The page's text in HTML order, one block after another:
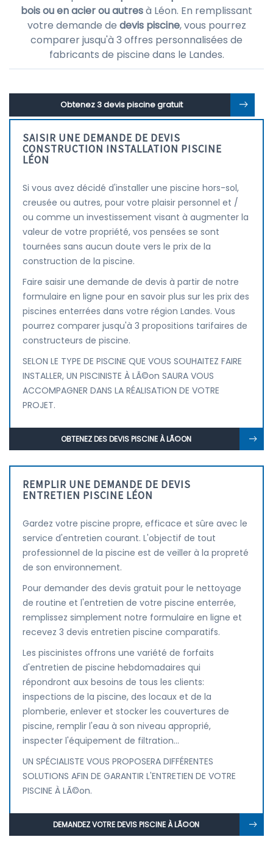
bois ou en acier ou autresà Léon. En remplissant
votre demande de devis piscine, vous pourrez
comparer jusqu'à 3 offres personnalisées de
fabricants de piscine dans le Landes.
Obtenez 3 devis piscine gratuit
SAISIR UNE DEMANDE DE DEVIS
CONSTRUCTION INSTALLATION PISCINE
LÉON
Si vous avez décidé d'installer une piscine hors-sol,
creusée ou autres, pour votre plaisir personnel et /
ou comme un investissement visant à augmenter la
valeur de votre propriété, vos pensées se sont
tournées sans aucun doute vers le prix de la
construction de la piscine.
Faire saisir une demande de devis à partir de notre
formulaire en ligne pour en savoir plus sur les prix des
piscines enterrées dans votre région Landes. Vous
pourrez comparer jusqu'à 3 propositions tarifaires de
constructeurs de piscine.
SELON LE TYPE DE PISCINE QUE VOUS SOUHAITEZ FAIRE
INSTALLER, UN PISCINISTE À LÃ©on SAURA VOUS
ACCOMPAGNER DANS LA RÉALISATION DE VOTRE
PROJET.
OBTENEZ DES DEVIS PISCINE À LÃ©ON
REMPLIR UNE DEMANDE DE DEVIS
ENTRETIEN PISCINE LÉON
Gardez votre piscine propre, efficace et sûre avec le
service d'entretien courant. L'objectif de tout
professionnel de la piscine est de veiller à la propreté
de son environnement.
Pour demander des devis gratuit pour le nettoyage
de routine et l'entretien de votre piscine enterrée,
remplissez simplement notre formulaire en ligne et
recevez 3 devis entretien piscine comparatifs.
Les piscinistes offrons une variété de forfaits
d'entretien de piscine hebdomadaires qui
répondront aux besoins de tous les clients:
inspections de la piscine, des locaux et de la
plomberie, enlever et stocker les couvertures de
piscine, remplir l'eau à son niveau approprié,
inspecter l'équipement de filtration...
UN SPÉCIALISTE VOUS PROPOSERA DIFFÉRENTES
SOLUTIONS AFIN DE GARANTIR L'ENTRETIEN DE VOTRE
PISCINE À LÃ©on.
DEMANDEZ VOTRE DEVIS PISCINE À LÃ©ON